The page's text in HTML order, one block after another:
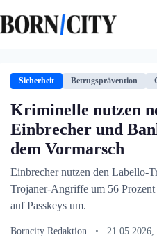
Inhalt
springen
Sicherheit Betrugsprävention
Kriminelle nutzen
Einbrecher und
dem Vormarsch
Einbrecher nutzen den Labello-
Trojaner-Angriffe um 56
auf Passkeys um.
Borncity Redaktion •